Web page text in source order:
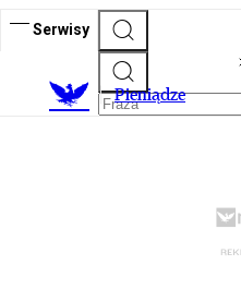
Serwisy
Pieniądze